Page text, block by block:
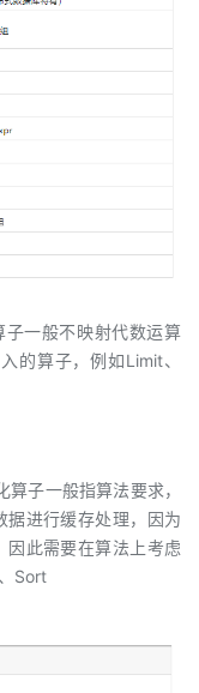
子一般不映射代数运算
的算子，例如Limit、
算子一般指算法要求，
据进行缓存处理，因为
因此需要在算法上考虑
Sort